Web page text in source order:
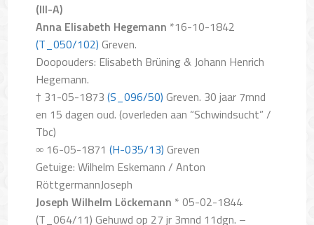
(III-A)
Anna Elisabeth Hegemann *16-10-1842
(T_050/102) Greven.
Doopouders: Elisabeth Brüning & Johann Henrich
Hegemann.
† 31-05-1873(S_096/50) Greven. 30 jaar 7mnd
en 15 dagen oud. (overleden aan “Schwindsucht” /
Tbc)
∞ 16-05-1871(H-035/13) Greven
Getuige: Wilhelm Eskemann / Anton
RöttgermannJoseph
Joseph Wilhelm Löckemann * 05-02-1844
(T_064/11) Gehuwd op 27 jr 3mnd 11dgn. –